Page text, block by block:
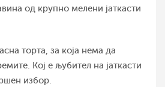
од крупно мелени јаткасти
торта, за која нема да
Кој е љубител на јаткасти
избор.